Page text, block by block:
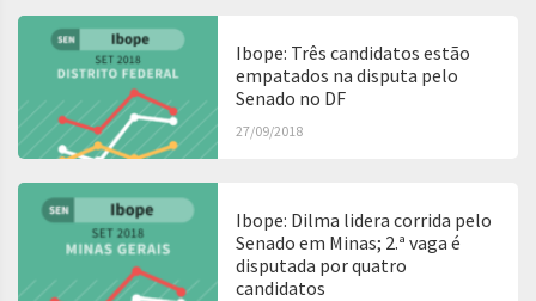
Ibope: Três candidatos estão
empatados na disputa pelo
Senado no DF
27/09/2018
Ibope: Dilma lidera corrida pelo
Senado em Minas; 2.ª vaga é
disputada por quatro
candidatos